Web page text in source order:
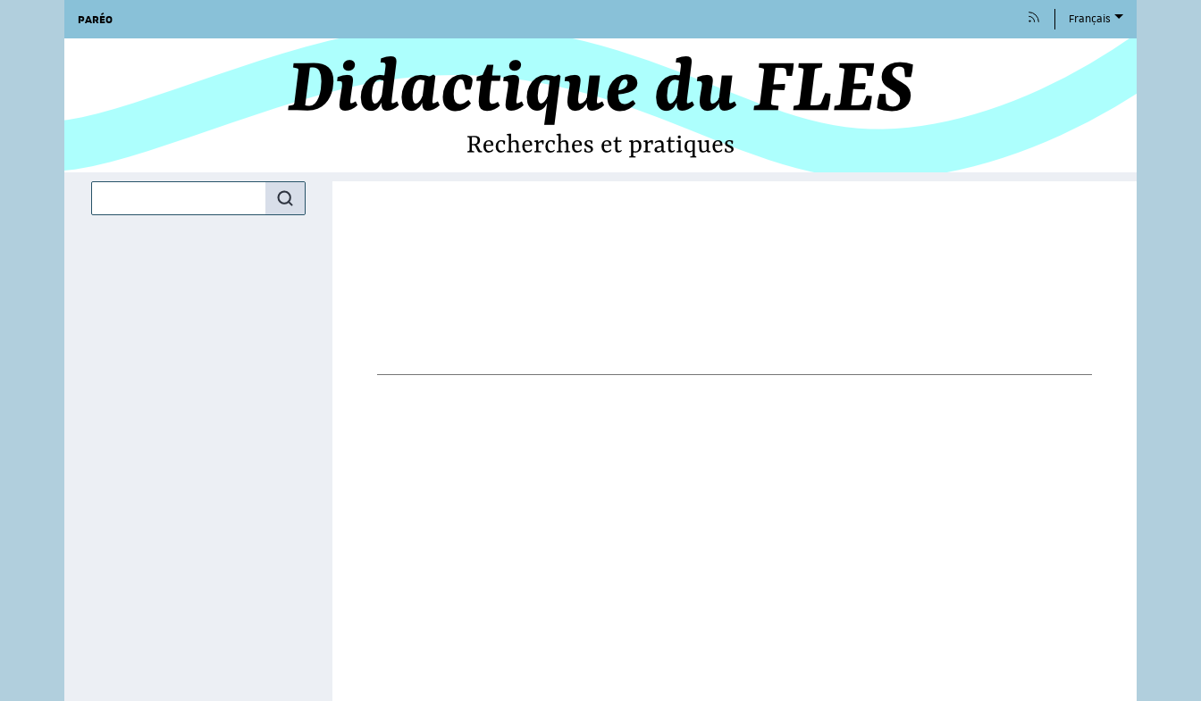
PARÉO Français